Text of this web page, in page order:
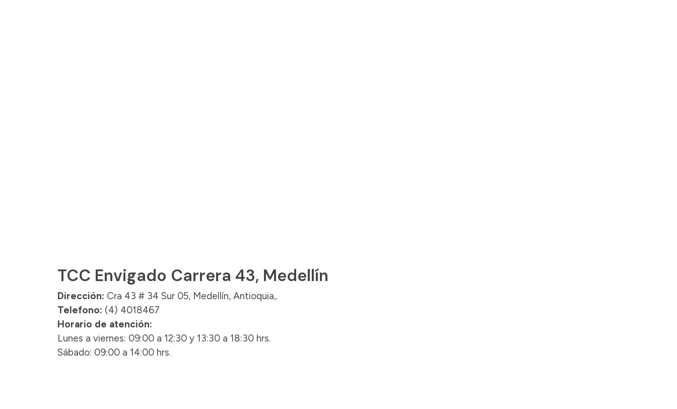
TCC Envigado Carrera 43, Medellín
Dirección: Cra 43 # 34 Sur 05, Medellín, Antioquia,.
Telefono: (4) 4018467
Horario de atención:
Lunes a viernes: 09:00 a 12:30 y 13:30 a 18:30 hrs.
Sábado: 09:00 a 14:00 hrs.